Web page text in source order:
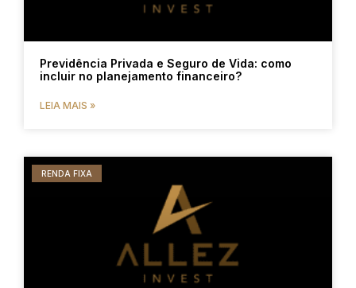
Previdência Privada e Seguro de Vida: como
incluir no planejamento financeiro?
LEIA MAIS »
RENDA FIXA